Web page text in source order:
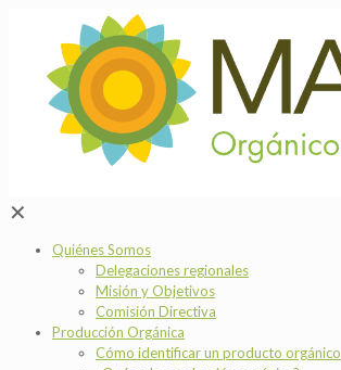
✕
Quiénes Somos
Delegaciones regionales
Misión y Objetivos
Comisión Directiva
Producción Orgánica
Cómo identificar un producto orgánico